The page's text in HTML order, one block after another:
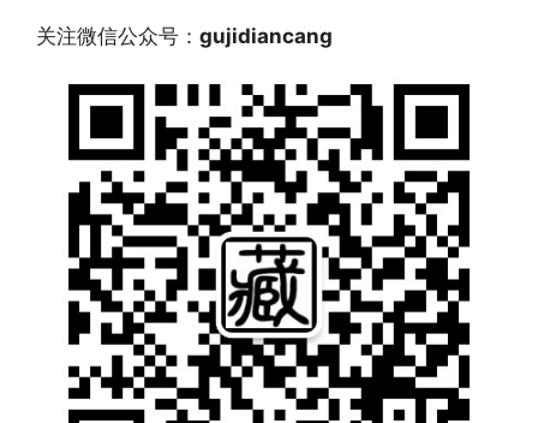
关注微信公众号： gujidiancang